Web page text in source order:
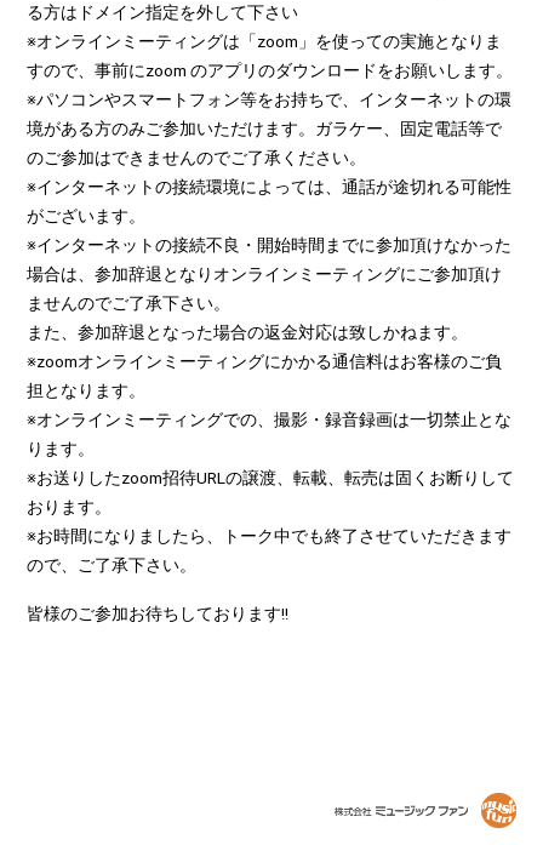
る方はドメイン指定を外して下さい
※オンラインミーティングは「zoom」を使っての実施となりま
すので、事前にzoom のアプリのダウンロードをお願いします。
※パソコンやスマートフォン等をお持ちで、インターネットの環
境がある方のみご参加いただけます。ガラケー、固定電話等で
のご参加はできませんのでご了承ください。
※インターネットの接続環境によっては、通話が途切れる可能性
がございます。
※インターネットの接続不良・開始時間までに参加頂けなかった
場合は、参加辞退となりオンラインミーティングにご参加頂け
ませんのでご了承下さい。
また、参加辞退となった場合の返金対応は致しかねます。
※zoomオンラインミーティングにかかる通信料はお客様のご負
担となります。
※オンラインミーティングでの、撮影・録音録画は一切禁止とな
ります。
※お送りしたzoom招待URLの譲渡、転載、転売は固くお断りして
おります。
※お時間になりましたら、トーク中でも終了させていただきます
ので、ご了承下さい。
皆様のご参加お待ちしております!!